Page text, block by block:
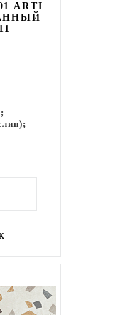
ARTI